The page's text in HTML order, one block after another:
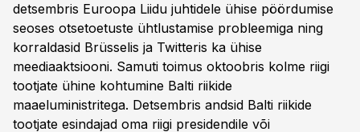
detsembris Euroopa Liidu juhtidele ühise pöördumise
seoses otsetoetuste ühtlustamise probleemiga ning
korraldasid Brüsselis ja Twitteris ka ühise
meediaaktsiooni. Samuti toimus oktoobris kolme riigi
tootjate ühine kohtumine Balti riikide
maaeluministritega. Detsembris andsid Balti riikide
tootjate esindajad oma riigi presidendile või